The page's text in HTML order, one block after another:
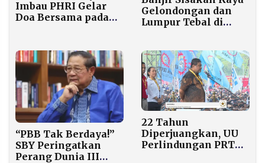
Imbau PHRI Gelar
Doa Bersama pada
Gelondongan dan
Lumpur Tebal di
“PBB Tak Berdaya!”
SBY Peringatkan
Perang Dunia III
22 Tahun
Diperjuangkan, UU
Perlindungan PRT